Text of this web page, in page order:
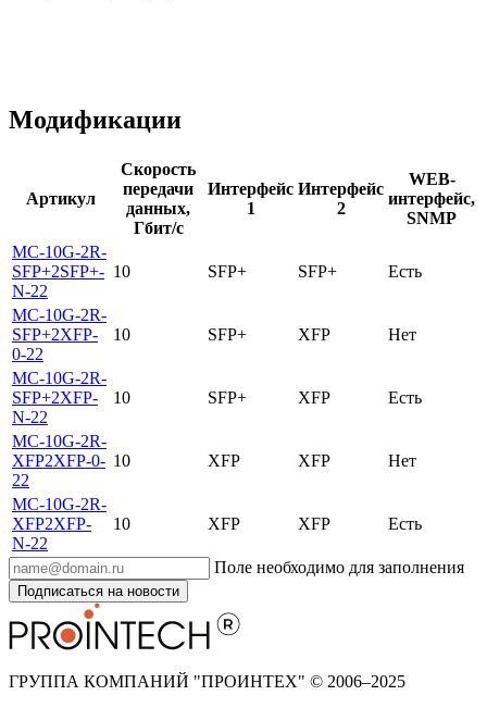
Модификации
Артикул
Скорость
передачи
данных,
Гбит/с
Интерфейс
1
Интерфейс
2
WEB-
интерфейс,
SNMP
MC-10G-2R-
SFP+2SFP+-
N-22
10 SFP+ SFP+ Есть
MC-10G-2R-
SFP+2XFP-
0-22
10 SFP+ XFP Нет
MC-10G-2R-
SFP+2XFP-
N-22
10 SFP+ XFP Есть
MC-10G-2R-
XFP2XFP-0-
22
10 XFP XFP Нет
MC-10G-2R-
XFP2XFP-
N-22
10 XFP XFP Есть
Поле необходимо для заполнения
Подписаться на новости
ГРУППА КОМПАНИЙ "ПРОИНТЕХ" © 2006–2025